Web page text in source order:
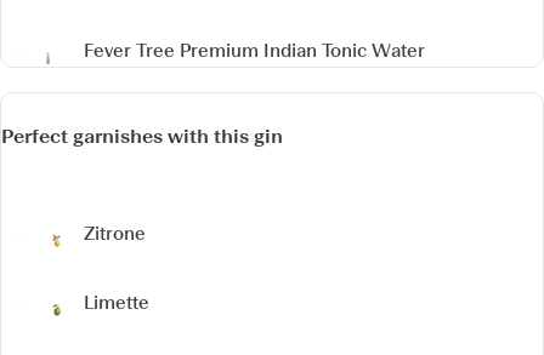
Fever Tree Premium Indian Tonic Water
Perfect garnishes with this gin
Zitrone
Limette